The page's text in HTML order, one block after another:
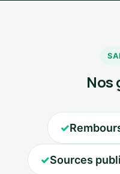
Nos
✓
✓Sources